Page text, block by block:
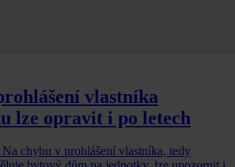
vlastníka
lze opravit i po letech
chybu v prohlášení vlastníka, tedy